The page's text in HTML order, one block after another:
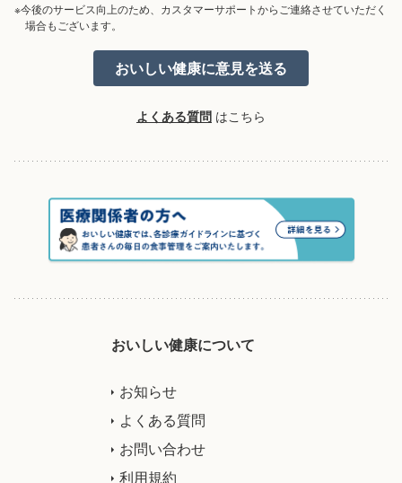
※今後のサービス向上のため、カスタマーサポートからご連絡させていただく
場合もございます。
よくある質問 はこちら
おいしい健康について
お知らせ
よくある質問
お問い合わせ
利用規約